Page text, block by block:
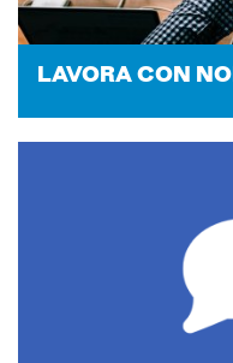
LA­VO­RA CON NOI